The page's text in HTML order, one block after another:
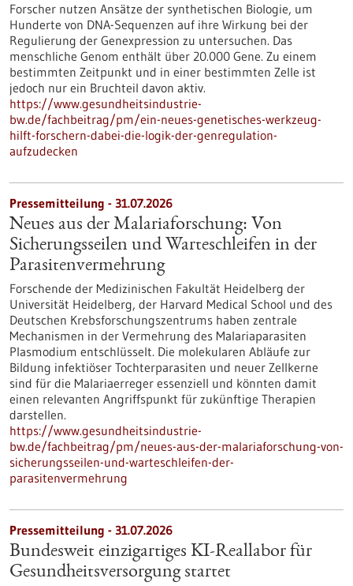
Forscher nutzen Ansätze der synthetischen Biologie, um
Hunderte von DNA-Sequenzen auf ihre Wirkung bei der
Regulierung der Genexpression zu untersuchen. Das
menschliche Genom enthält über 20.000 Gene. Zu einem
bestimmten Zeitpunkt und in einer bestimmten Zelle ist
jedoch nur ein Bruchteil davon aktiv.
https://www.gesundheitsindustrie-
bw.de/fachbeitrag/pm/ein-neues-genetisches-werkzeug-
hilft-forschern-dabei-die-logik-der-genregulation-
aufzudecken
Pressemitteilung - 31.07.2026
Neues aus der Malariaforschung: Von
Sicherungsseilen und Warteschleifen in der
Parasitenvermehrung
Forschende der Medizinischen Fakultät Heidelberg der
Universität Heidelberg, der Harvard Medical School und des
Deutschen Krebsforschungszentrums haben zentrale
Mechanismen in der Vermehrung des Malariaparasiten
Plasmodium entschlüsselt. Die molekularen Abläufe zur
Bildung infektiöser Tochterparasiten und neuer Zellkerne
sind für die Malariaerreger essenziell und könnten damit
einen relevanten Angriffspunkt für zukünftige Therapien
darstellen.
https://www.gesundheitsindustrie-
bw.de/fachbeitrag/pm/neues-aus-der-malariaforschung-von-
sicherungsseilen-und-warteschleifen-der-
parasitenvermehrung
Pressemitteilung - 31.07.2026
Bundesweit einzigartiges KI-Reallabor für
Gesundheits­versorgung startet